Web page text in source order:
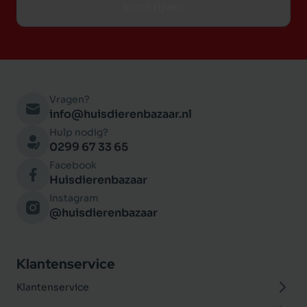
Vragen?
info@huisdierenbazaar.nl
Hulp nodig?
0299 67 33 65
Facebook
Huisdierenbazaar
Instagram
@huisdierenbazaar
Klantenservice
Klantenservice